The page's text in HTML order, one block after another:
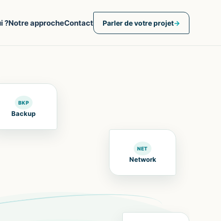
?Notre approcheContact Parler de votre projet→
BKP
Backup
NET
Network